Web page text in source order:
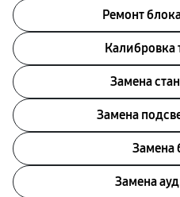
Ремонт
Калибровка
Замена
Замена
Замена
Замена